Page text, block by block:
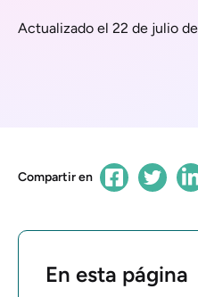
Actualizado el 22 de julio
Compartir en
En esta página